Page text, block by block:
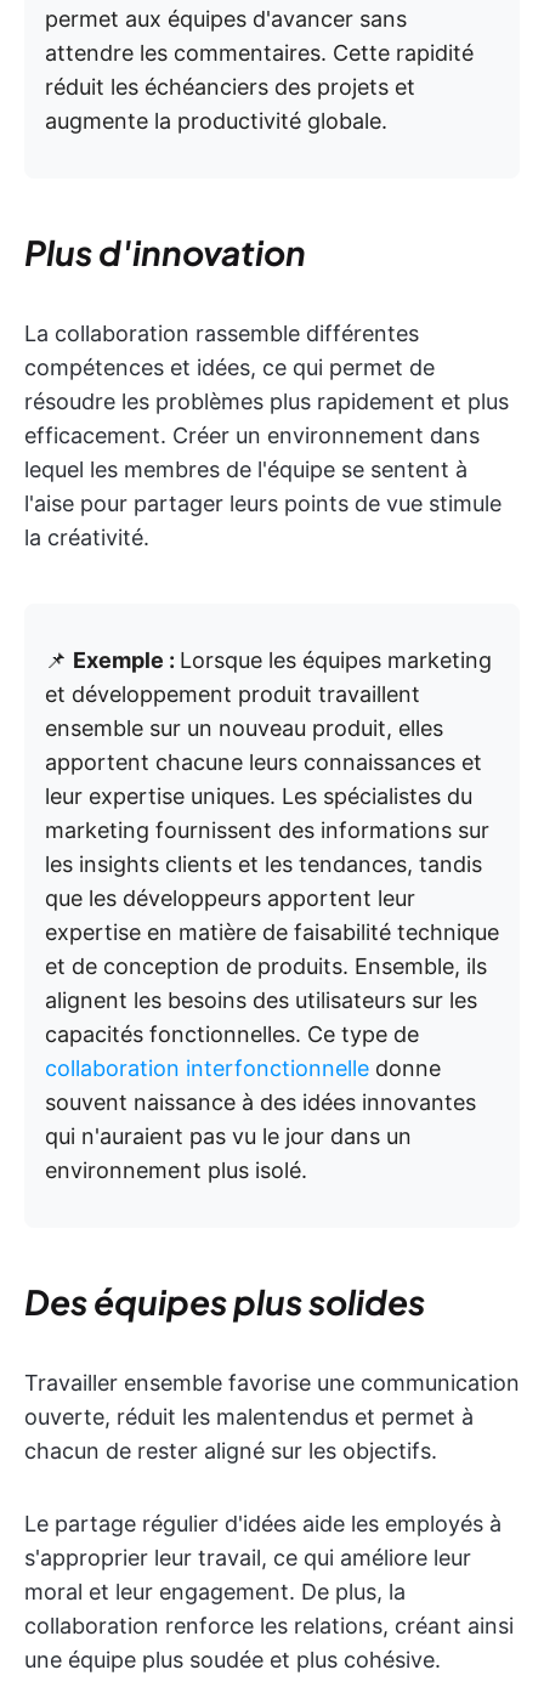
permet aux équipes d'avancer sans
attendre les commentaires. Cette rapidité
réduit les échéanciers des projets et
augmente la productivité globale.
Plus d'innovation
La collaboration rassemble différentes
compétences et idées, ce qui permet de
résoudre les problèmes plus rapidement et plus
efficacement. Créer un environnement dans
lequel les membres de l'équipe se sentent à
l'aise pour partager leurs points de vue stimule
la créativité.
📌 Exemple : Lorsque les équipes marketing
et développement produit travaillent
ensemble sur un nouveau produit, elles
apportent chacune leurs connaissances et
leur expertise uniques. Les spécialistes du
marketing fournissent des informations sur
les insights clients et les tendances, tandis
que les développeurs apportent leur
expertise en matière de faisabilité technique
et de conception de produits. Ensemble, ils
alignent les besoins des utilisateurs sur les
capacités fonctionnelles. Ce type de
collaboration interfonctionnelle donne
souvent naissance à des idées innovantes
qui n'auraient pas vu le jour dans un
environnement plus isolé.
Des équipes plus solides
Travailler ensemble favorise une communication
ouverte, réduit les malentendus et permet à
chacun de rester aligné sur les objectifs.
Le partage régulier d'idées aide les employés à
s'approprier leur travail, ce qui améliore leur
moral et leur engagement. De plus, la
collaboration renforce les relations, créant ainsi
une équipe plus soudée et plus cohésive.